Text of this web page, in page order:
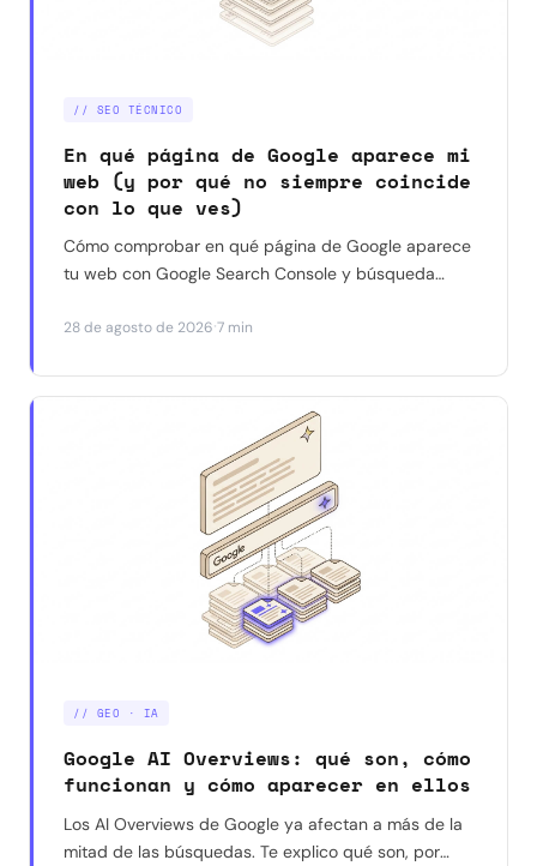
// SEO TÉCNICO
En qué página de Google aparece mi
web (y por qué no siempre coincide
con lo que ves)
Cómo comprobar en qué página de Google aparece
tu web con Google Search Console y búsqueda
distintos para la misma consulta. Con un caso real.
28 de agosto de 2026·7 min
// GEO · IA
Google AI Overviews: qué son, cómo
funcionan y cómo aparecer en ellos
Los AI Overviews de Google ya afectan a más de la
mitad de las búsquedas. Te explico qué son, por